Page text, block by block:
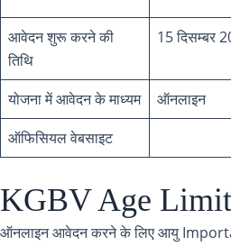
आवेदन शुरू करने की
तिथि
15 दिसम्बर
योजना में आवेदन के माध्यम
ऑनलाइन
ऑफिसियल वेबसाइट
KGBV Age Limit
ऑनलाइन आवेदन करने के लिए आयु